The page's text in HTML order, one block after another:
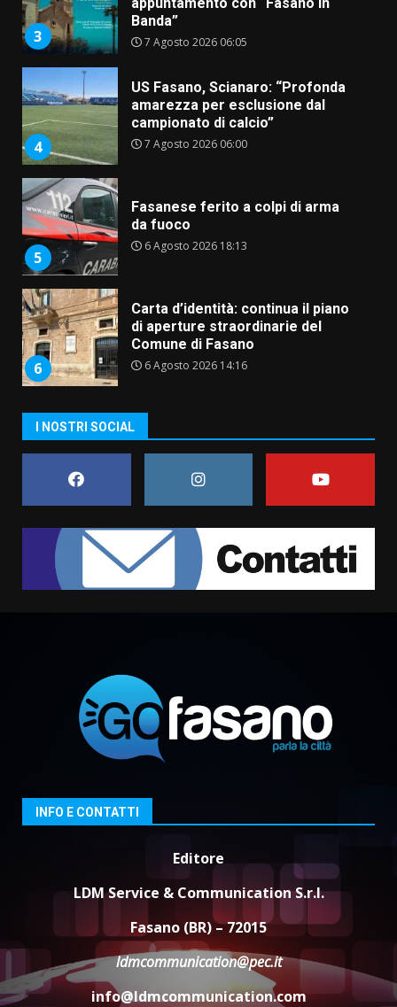
3
Banda”
7 Agosto 2026 06:05
4
US Fasano, Scianaro: “Profonda
amarezza per esclusione dal
campionato di calcio”
7 Agosto 2026 06:00
5
Fasanese ferito a colpi di arma
da fuoco
6 Agosto 2026 18:13
6
Carta d’identità: continua il piano
di aperture straordinarie del
Comune di Fasano
6 Agosto 2026 14:16
pronta a tornare in Consiglio
comunale
6 Agosto 2026 08:00
Savelletri in festa, domani sera
grande spettacolo con Uccio De
Santis
8 Agosto 2026 07:30
giusta”
8 Agosto 2026 07:15
3
“I Contestatori: Musica di
Rivoluzione”: nuovo
US Fasano, Scianaro: “Profonda
amarezza per esclusione dal
campionato di calcio”
Fasanese ferito a colpi di arma
da fuoco
I NOSTRI SOCIAL
INFO E CONTATTI
Editore
LDM Service & Communication S.r.l.
Fasano (BR) – 72015
ldmcommunication@pec.it
info@ldmcommunication.com